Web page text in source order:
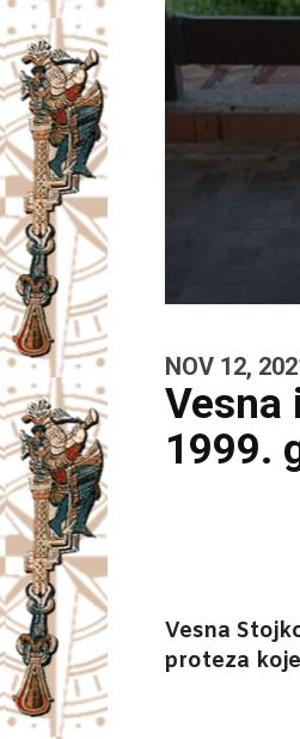
NOV 12,
Vesna
1999.
Vesna
proteza